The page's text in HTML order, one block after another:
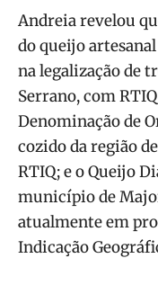
Andreia revelou
do queijo
na legalização de
Serrano, com
Denominação de
cozido da região
RTIQ; e o Queijo
município de
atualmente em
Indicação